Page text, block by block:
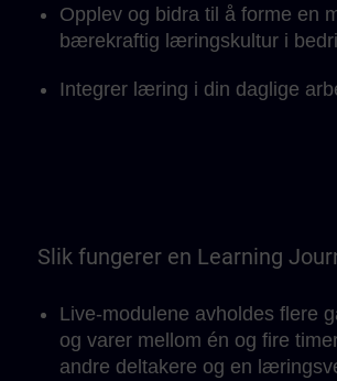
Opplev og bidra til å forme en
bærekraftig læringskultur i
Integrer læring i din daglige
Slik fungerer en Learning
Live-modulene avholdes flere
og varer mellom én og fire
andre deltakere og en